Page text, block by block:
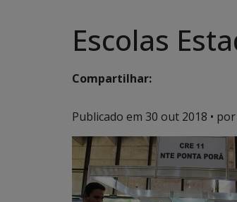
Escolas
Compartilhar:
Publicado em 30 out 2018 • por